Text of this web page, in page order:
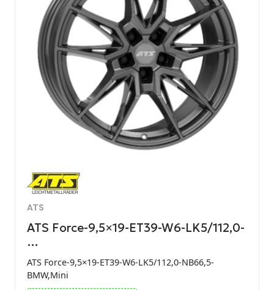
ATS
ATS Force-9,5×19-ET39-W6-LK5/112,0-
…
ATS Force-9,5×19-ET39-W6-LK5/112,0-NB66,5-
BMW,Mini